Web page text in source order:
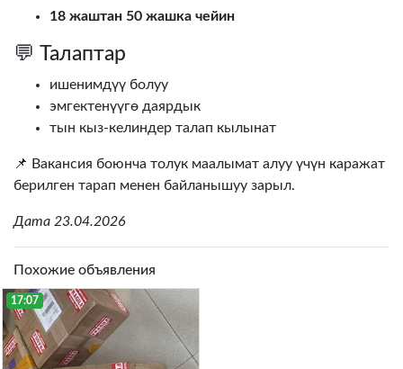
18 жаштан 50 жашка чейин
💬 Талаптар
ишенимдүү болуу
эмгектенүүгө даярдык
тын кыз-келиндер талап кылынат
📌 Вакансия боюнча толук маалымат алуу үчүн каражат
берилген тарап менен байланышуу зарыл.
Дата 23.04.2026
Похожие объявления
17:07